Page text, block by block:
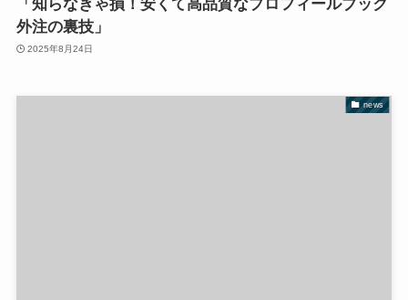
「知らなきゃ損！安くて高品質なプロフィールブック
外注の裏技」
2025年8月24日
news